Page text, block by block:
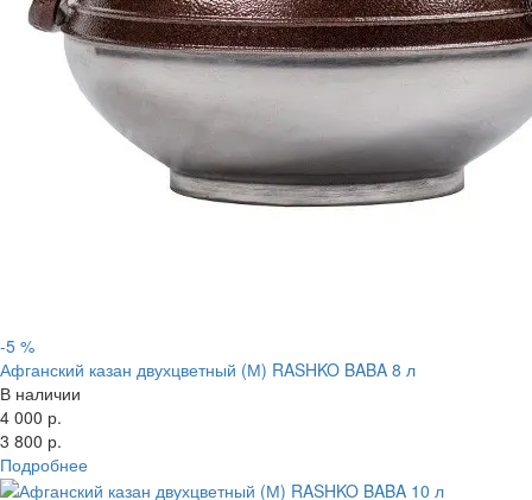
-5 %
Афганский казан двухцветный (М) RASHKO BABA 8 л
В наличии
4 000 р.
3 800 р.
Подробнее